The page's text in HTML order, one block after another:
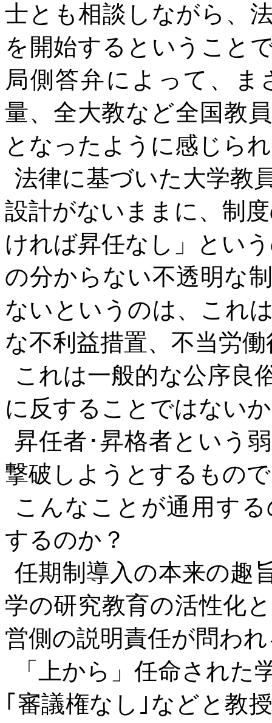
士とも相談しながら、
を開始するということ
局側答弁によって、ま
量、全大教など全国教
となったように感じら
法律に基づいた大学教
設計がないままに、制
ければ昇任なし」とい
の分からない不透明な
ないというのは、これ
な不利益措置、不当労
これは一般的な公序良
に反することではない
昇任者･昇格者という
撃破しようとするもの
こんなことが通用す
するのか？
任期制導入の本来の趣
学の研究教育の活性化
営側の説明責任が問わ
「上から」任命された
｢審議権なし｣などと教